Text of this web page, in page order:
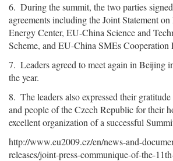
6. During the summit, the two parties
agreements including the Joint Statement
Energy Center, EU-China Science and
Scheme, and EU-China SMEs Cooperation
7. Leaders agreed to meet again in Beijing
the year.
8. The leaders also expressed their
and people of the Czech Republic for their
excellent organization of a successful
http://www.eu2009.cz/en/news-and-
releases/joint-press-communique-of-the-